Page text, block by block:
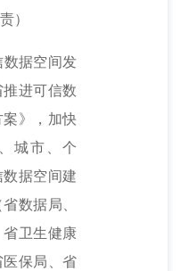
）
据空间发
进可信数
》，加快
城市、个
数据空间建
数据局、
卫生健康
保局、省